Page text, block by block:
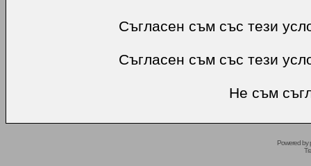
Съгласен съм със тези
Съгласен съм със тези
Не съм
Powered by